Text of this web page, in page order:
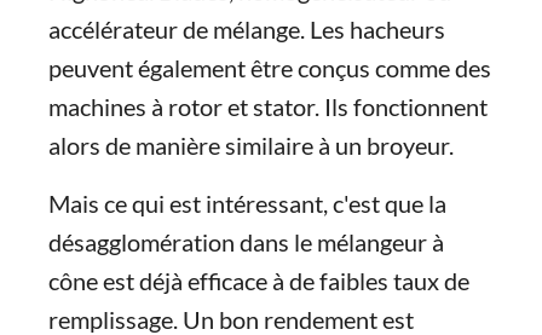
accélérateur de mélange. Les hacheurs
peuvent également être conçus comme des
machines à rotor et stator. Ils fonctionnent
alors de manière similaire à un broyeur.
Mais ce qui est intéressant, c'est que la
désagglomération dans le mélangeur à
cône est déjà efficace à de faibles taux de
remplissage. Un bon rendement est